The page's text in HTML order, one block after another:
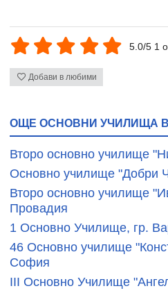
5.0/5 1
Добави в любими
ОЩЕ ОСНОВНИ УЧИЛИЩА
Второ основно училище
Основно училище "Добри
Второ основно училище
Провадия
1 Основно Училище, гр.
46 Основно училище
София
III Основно Училище